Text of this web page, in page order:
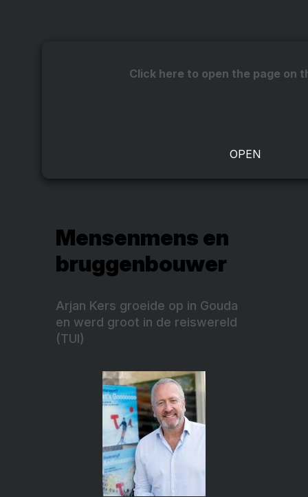
Click here to open the page on
Mensenmens en
bruggenbouwer
Arjan Kers groeide op in Gouda
en werd groot in de reiswereld
(TUI)